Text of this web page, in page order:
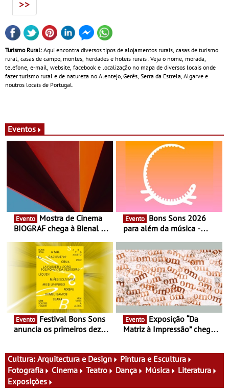
>>
Turismo Rural: Aqui encontra diversos tipos de alojamentos rurais, casas de turismo
rural, casas de campo, montes, herdades e hoteis rurais . Veja o nome, morada,
telefone, e-mail, website, facebook e localização no mapa de diversos locais onde
fazer turismo rural e de natureza no Alentejo, Gerês, Serra da Estrela, Algarve e
noutros locais de Portugal.
Eventos
Evento
BIOGRAF chega à Bienal de
Documentário, ensaio
fílmico e práticas artísticas
Evento
para além da música -
percursos, oficinas,
atividades para toda a
família e muito mais
Evento
anuncia os primeiros dez
Evento
Matriz à Impressão” chega
nova exposição do Museu
do Oriente prova-o
Cultura: Arquitectura e Design
Pintura e Escultura
Fotografia
Cinema Teatro Dança Música
Literatura
Exposições